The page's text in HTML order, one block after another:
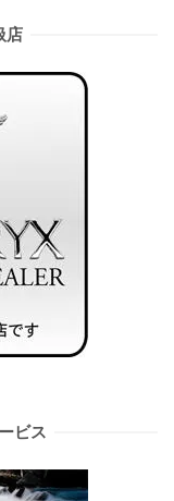
店
ビス